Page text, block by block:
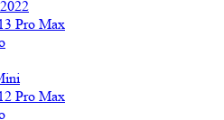
Pro Max
Pro Max